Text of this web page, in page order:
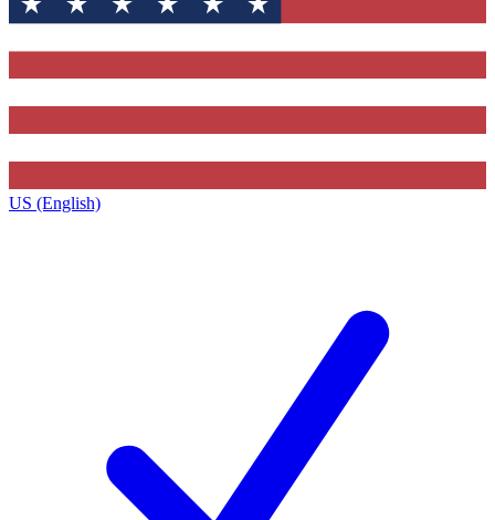
US (English)